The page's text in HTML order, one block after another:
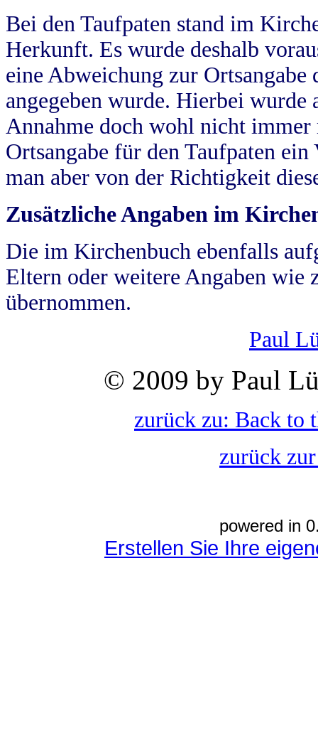
Bei den Taufpaten stand im
Herkunft. Es wurde deshalb
eine Abweichung zur
angegeben wurde. Hierbei wurde
Annahme doch wohl nicht
Ortsangabe für den Taufpaten
man aber von der Richtigkeit
Zusätzliche Angaben im
Die im Kirchenbuch ebenfalls
Eltern oder weitere Angaben wie
übernommen.
Paul
© 2009 by Paul
zurück zu: Back to
zurück
powered in
Erstellen Sie Ihre